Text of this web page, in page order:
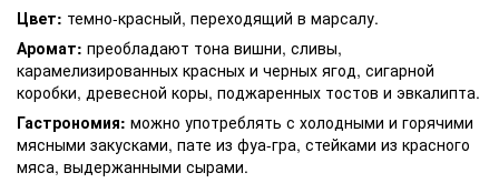
Цвет: темно-красный, переходящий в марсалу.
Аромат: преобладают тона вишни, сливы,
карамелизированных красных и черных ягод, сигарной
коробки, древесной коры, поджаренных тостов и эвкалипта.
Гастрономия: можно употреблять с холодными и горячими
мясными закусками, пате из фуа-гра, стейками из красного
мяса, выдержанными сырами.